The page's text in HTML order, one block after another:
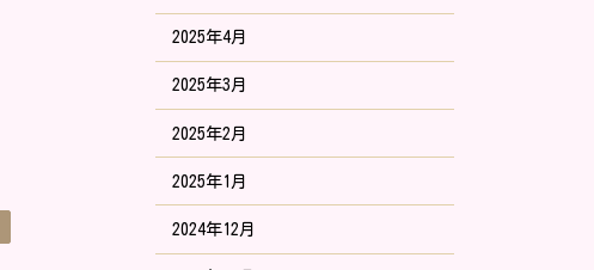
2025年4月
2025年3月
2025年2月
2025年1月
2024年12月